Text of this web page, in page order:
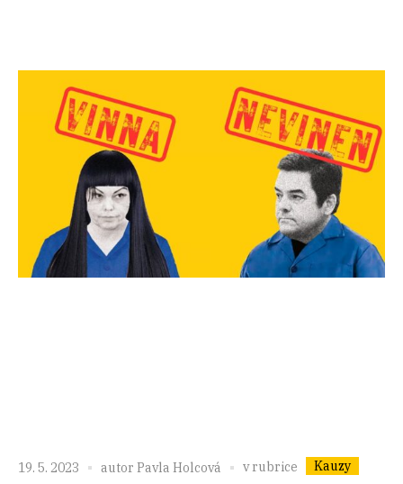
19. 5. 2023 autor Pavla Holcová v rubrice Kauzy